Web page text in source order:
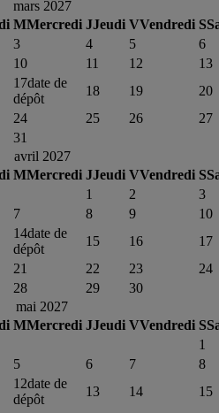
mars 2027
MMercredi JJeudi VVendredi S
3 4 5
6
10 11 12
13
17date de
dépôt
18 19
20
24 25 26
27
31
avril 2027
MMercredi JJeudi VVendredi S
1
2
3
7 8 9
10
14date de
dépôt
15 16
17
21 22 23
24
28 29
30
mai 2027
MMercredi JJeudi VVendredi S
1
5 6 7
8
12date de
dépôt
13 14
15